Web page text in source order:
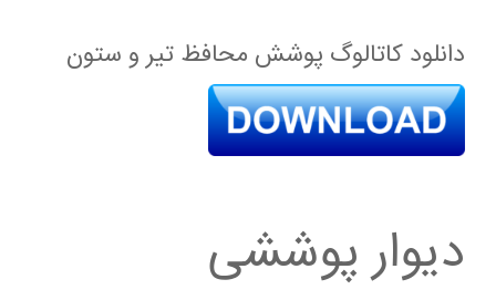
دانلود کاتالوگ پوشش محافظ تیر و ستون
دیوار پوششی